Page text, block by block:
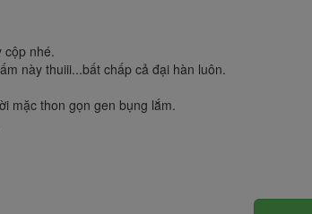
cộp nhé.
này thuiii...bất chấp cả đại hàn luôn.
mặc thon gọn gen bụng lắm.